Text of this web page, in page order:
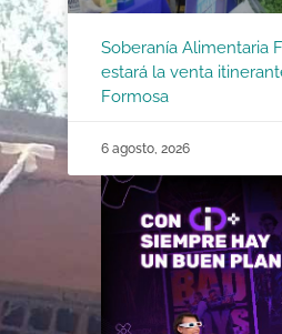
Soberanía Alimentaria
estará la venta
Formosa
6 agosto, 2026